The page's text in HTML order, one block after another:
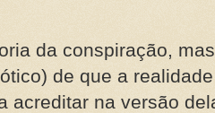
da conspiração,
de que a
acreditar na versão